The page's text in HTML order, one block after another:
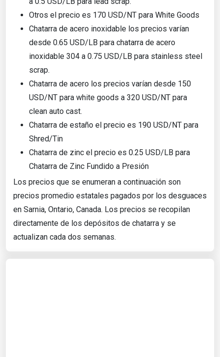
Otros el precio es 170 USD/NT para White Goods
Chatarra de acero inoxidable los precios varían
desde 0.65 USD/LB para chatarra de acero
inoxidable 304 a 0.75 USD/LB para stainless steel
scrap.
Chatarra de acero los precios varían desde 150
USD/NT para white goods a 320 USD/NT para
clean auto cast.
Chatarra de estaño el precio es 190 USD/NT para
Shred/Tin
Chatarra de zinc el precio es 0.25 USD/LB para
Chatarra de Zinc Fundido a Presión
Los precios que se enumeran a continuación son
precios promedio estatales pagados por los desguaces
en Sarnia, Ontario, Canada. Los precios se recopilan
directamente de los depósitos de chatarra y se
actualizan cada dos semanas.